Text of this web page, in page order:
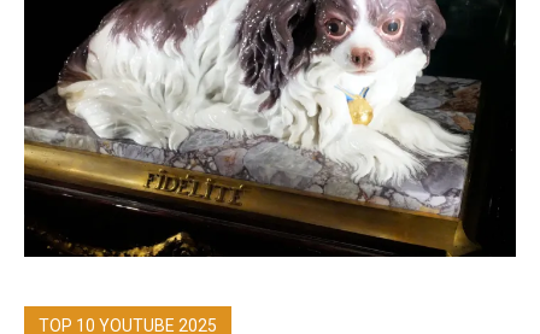
TOP 10 YOUTUBE 2025